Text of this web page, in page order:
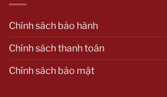
Chính sách bảo hành
Chính sách thanh toán
Chính sách bảo mật